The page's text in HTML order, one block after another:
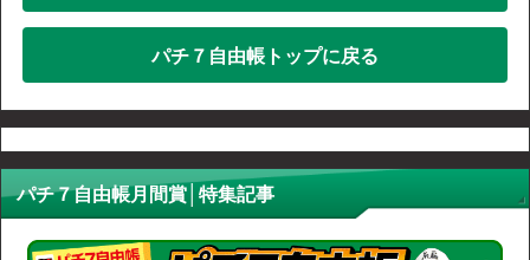
パチ７自由帳トップに戻る
パチ７自由帳月間賞│特集記事